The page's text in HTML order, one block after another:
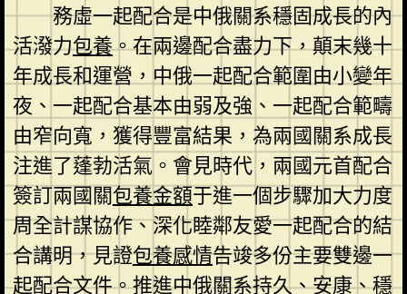
務虛一起配合是中俄關系穩固成長的內
活潑力包養。在兩邊配合盡力下，顛末幾十
年成長和運營，中俄一起配合範圍由小變年
夜、一起配合基本由弱及強、一起配合範疇
由窄向寬，獲得豐富結果，為兩國關系成長
注進了蓬勃活氣。會見時代，兩國元首配合
簽訂兩國關包養金額于進一個步驟加大力度
周全計謀協作、深化睦鄰友愛一起配合的結
合講明，見證包養感情告竣多份主要雙邊一
起配合文件。推進中俄關系持久、安康、穩